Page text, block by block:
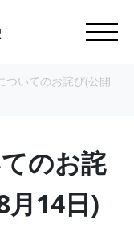
ついてのお詫び(公開
のお詫
月14日)